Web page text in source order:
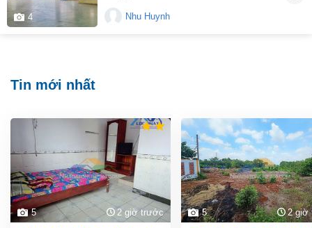
4 Nhu Huynh
Tin mới nhất
5 2 giờ trước 5 2 giờ